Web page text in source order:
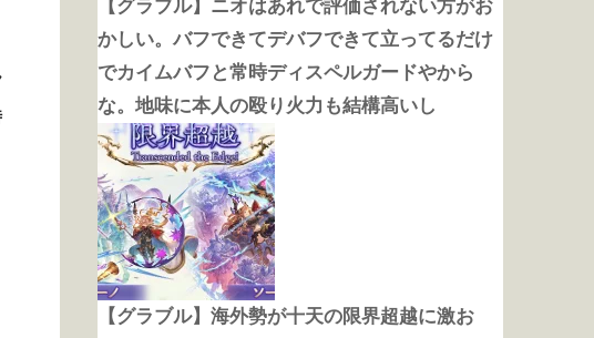
【グラブル】ニオはあれで評価されない方がお
かしい。バフできてデバフできて立ってるだけ
でカイムバフと常時ディスペルガードやから
な。地味に本人の殴り火力も結構高いし
【グラブル】海外勢が十天の限界超越に激お